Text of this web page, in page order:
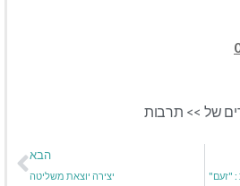
של >> תרבות
: "זעם"
הבא
יצירה יוצאת משליטה